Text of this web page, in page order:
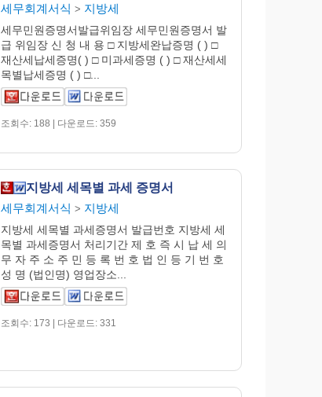
세무회계서식 > 지방세
세무민원증명서발급위임장 세무민원증명서 발
급 위임장 신 청 내 용 □ 지방세완납증명 ( ) □
재산세납세증명( ) □ 미과세증명 ( ) □ 재산세세
목별납세증명 ( ) □...
조회수: 188 | 다운로드: 359
지방세 세목별 과세 증명서
세무회계서식 > 지방세
지방세 세목별 과세증명서 발급번호 지방세 세
목별 과세증명서 처리기간 제 호 즉 시 납 세 의
무 자 주 소 주 민 등 록 번 호 법 인 등 기 번 호
성 명 (법인명) 영업장소...
조회수: 173 | 다운로드: 331